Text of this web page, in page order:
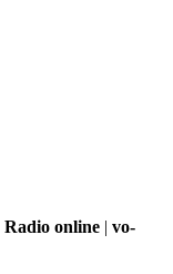
Radio online | vo-